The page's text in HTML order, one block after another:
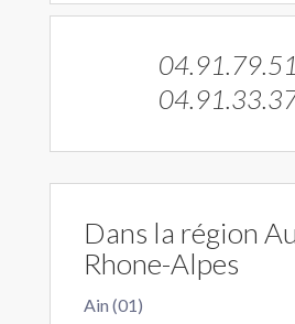
Dans la région
Rhone-Alpes
Ain (01)